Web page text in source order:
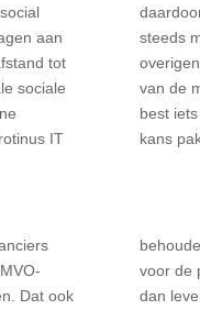
aan
tot
sociale
IT
steeds
van de
best
kans
Dat ook
voor de
dan